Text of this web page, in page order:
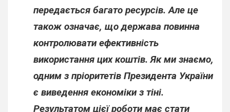
передається багато ресурсів. Але це
також означає, що держава повинна
контролювати ефективність
використання цих коштів. Як ми знаємо,
одним з пріоритетів Президента України
є виведення економіки з тіні.
Результатом цієї роботи має стати